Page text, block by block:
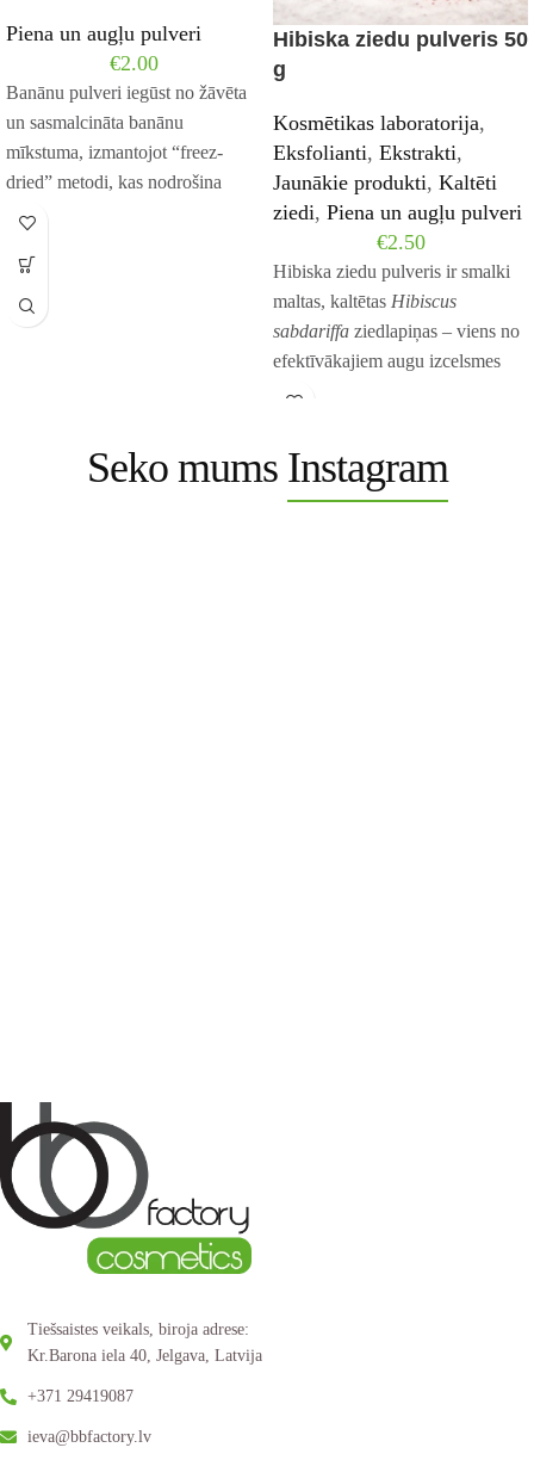
Piena un augļu pulveri
€2.00
Banānu pulveri iegūst no žāvēta
un sasmalcināta banānu
mīkstuma, izmantojot “freez-
dried” metodi, kas nodrošina
vitamīnu un minerālvielu
Hibiska ziedu pulveris 50
g
Kosmētikas laboratorija,
Eksfolianti, Ekstrakti,
Jaunākie produkti, Kaltēti
ziedi, Piena un augļu pulveri
€2.50
Hibiska ziedu pulveris ir smalki
maltas, kaltētas Hibiscus
sabdariffa ziedlapiņas – viens no
efektīvākajiem augu izcelsmes
ingredientiem DIY kosmētikā.
antocianīniem, C vitamīnu un
gļotvielām, tas maigi eksfoliē,
Seko mums Instagram
Tiešsaistes veikals, biroja adrese:
Kr.Barona iela 40, Jelgava, Latvija
+371 29419087
ieva@bbfactory.lv